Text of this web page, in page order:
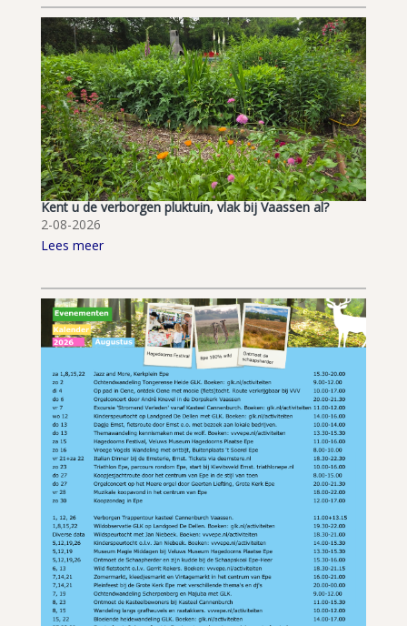
Kent u de verborgen pluktuin, vlak bij Vaassen al?
2-08-2026
Lees meer